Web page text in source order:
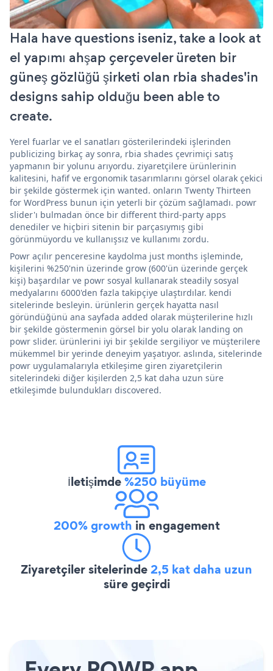
Hala have questions iseniz, take a look at
el yapımı ahşap çerçeveler üreten bir
güneş gözlüğü şirketi olan rbia shades'in
designs sahip olduğu been able to
create.
Yerel fuarlar ve el sanatları gösterilerindeki işlerinden
publicizing birkaç ay sonra, rbia shades çevrimiçi satış
yapmanın bir yolunu arıyordu. ziyaretçilere ürünlerinin
kalitesini, hafif ve ergonomik tasarımlarını görsel olarak çekici
bir şekilde göstermek için wanted. onların Twenty Thirteen
for WordPress bunun için yeterli bir çözüm sağlamadı. powr
slider'ı bulmadan önce bir different third-party apps
denediler ve hiçbiri sitenin bir parçasıymış gibi
görünmüyordu ve kullanışsız ve kullanımı zordu.
Powr açılır penceresine kaydolma just months işleminde,
kişilerini %250'nin üzerinde grow (600'ün üzerinde gerçek
kişi) başardılar ve powr sosyal kullanarak steadily sosyal
medyalarını 6000'den fazla takipçiye ulaştırdılar. kendi
sitelerinde besleyin. ürünlerin gerçek hayatta nasıl
göründüğünü ana sayfada added olarak müşterilerine hızlı
bir şekilde göstermenin görsel bir yolu olarak landing on
powr slider. ürünlerini iyi bir şekilde sergiliyor ve müşterilere
mükemmel bir yerinde deneyim yaşatıyor. aslında, sitelerinde
powr uygulamalarıyla etkileşime giren ziyaretçilerin
sitelerindeki diğer kişilerden 2,5 kat daha uzun süre
etkileşimde bulundukları discovered.
İletişimde%250 büyüme
200% growth in engagement
Ziyaretçiler sitelerinde2,5 kat daha uzun
süre geçirdi